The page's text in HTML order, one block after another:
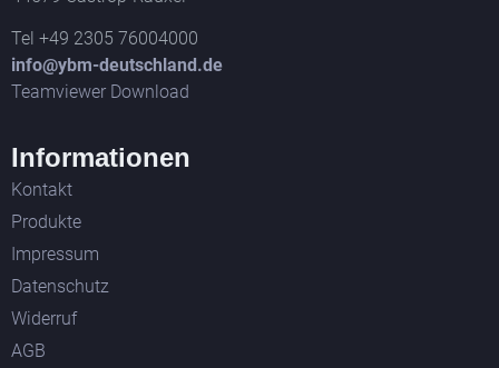
Tel +49 2305 76004000
info@ybm-deutschland.de
Teamviewer Download
Informationen
Kontakt
Produkte
Impressum
Datenschutz
Widerruf
AGB